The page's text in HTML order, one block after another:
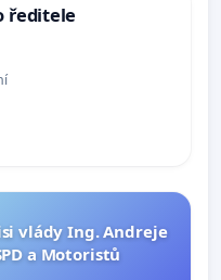
ředitele
vlády Ing. Andreje
a Motoristů